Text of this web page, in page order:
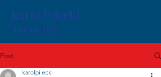
Post
karolpilecki